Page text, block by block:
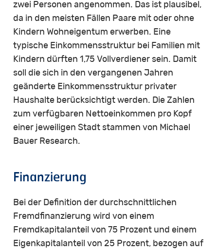
zwei Personen angenommen. Das ist plausibel,
da in den meisten Fällen Paare mit oder ohne
Kindern Wohneigentum erwerben. Eine
typische Einkommensstruktur bei Familien mit
Kindern dürften 1,75 Vollverdiener sein. Damit
soll die sich in den vergangenen Jahren
geänderte Einkommensstruktur privater
Haushalte berücksichtigt werden. Die Zahlen
zum verfügbaren Nettoeinkommen pro Kopf
einer jeweiligen Stadt stammen von Michael
Bauer Research.
Finanzierung
Bei der Definition der durchschnittlichen
Fremdfinanzierung wird von einem
Fremdkapitalanteil von 75 Prozent und einem
Eigenkapitalanteil von 25 Prozent, bezogen auf